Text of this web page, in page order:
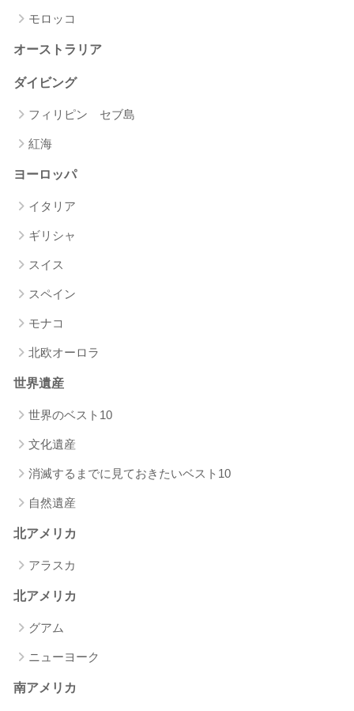
モロッコ
オーストラリア
ダイビング
フィリピン セブ島
紅海
ヨーロッパ
イタリア
ギリシャ
スイス
スペイン
モナコ
北欧オーロラ
世界遺産
世界のベスト10
文化遺産
消滅するまでに見ておきたいベスト10
自然遺産
北アメリカ
アラスカ
北アメリカ
グアム
ニューヨーク
南アメリカ